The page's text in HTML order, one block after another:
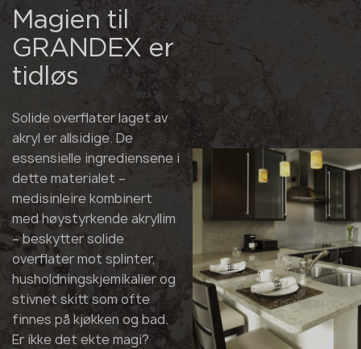
Magien til
GRANDEX er
tidløs
Solide overflater laget av
akryl er allsidige. De
essensielle ingrediensene i
dette materialet –
medisinleire kombinert
med høystyrkende akryllim
– beskytter solide
overflater mot splinter,
husholdningskjemikalier og
stivnet skitt som ofte
finnes på kjøkken og bad.
Er ikke det ekte magi?